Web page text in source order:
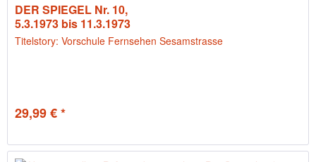
DER SPIEGEL Nr. 10,
5.3.1973 bis 11.3.1973
Titelstory: Vorschule Fernsehen Sesamstrasse
29,99 € *